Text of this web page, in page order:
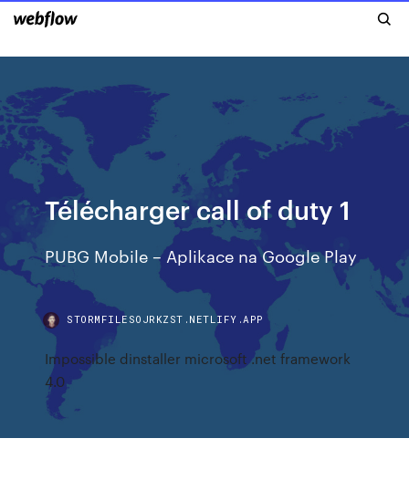
Télécharger call of duty 1
PUBG Mobile – Aplikace na Google Play
STORMFILESOJRKZST.NETLIFY.APP
Impossible dinstaller microsoft .net framework
4.0